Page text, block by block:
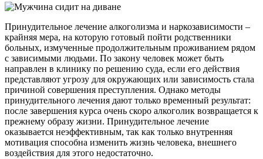
Принудительное лечение алкоголизма и наркозависимости –
крайняя мера, на которую готовый пойти родственники
больных, измученные продолжительным проживанием рядом
с зависимыми людьми. По закону человек может быть
направлен в клинику по решению суда, если его действия
представляют угрозу для окружающих или зависимость стала
причиной совершения преступления. Однако методы
принудительного лечения дают только временный результат:
после завершения курса очень скоро алкоголик возвращается к
прежнему образу жизни. Принудительное лечение
оказывается неэффективным, так как только внутренняя
мотивация способна изменить жизнь человека, внешнего
воздействия для этого недостаточно.